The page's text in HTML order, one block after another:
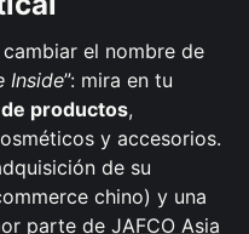
el nombre de
Inside”: mira en tu
productos,
y accesorios.
de su
chino) y una
parte deJAFCO Asia